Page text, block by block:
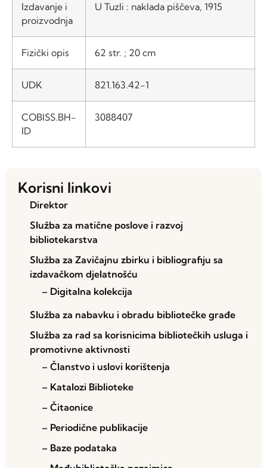
Izdavanje i
proizvodnja
U Tuzli : naklada piščeva, 1915
Fizički opis 62 str. ; 20 cm
UDK 821.163.42-1
COBISS.BH-
ID
3088407
Korisni linkovi
Direktor
Služba za matične poslove i razvoj
bibliotekarstva
Služba za Zavičajnu zbirku i bibliografiju sa
izdavačkom djelatnošću
– Digitalna kolekcija
Služba za nabavku i obradu bibliotečke građe
Služba za rad sa korisnicima bibliotečkih usluga i
promotivne aktivnosti
– Članstvo i uslovi korištenja
– Katalozi Biblioteke
– Čitaonice
– Periodične publikacije
– Baze podataka